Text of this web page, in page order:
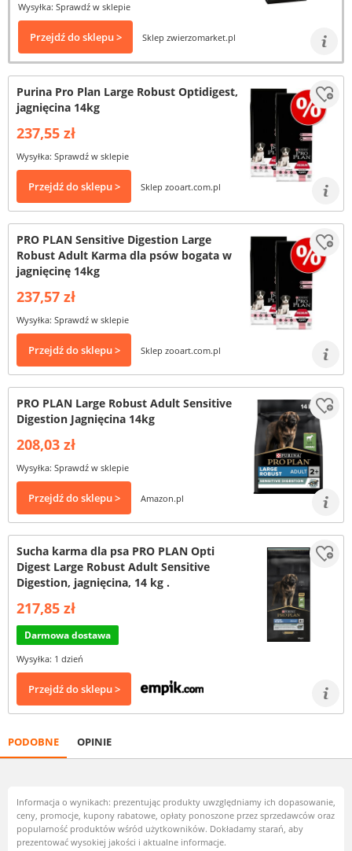
Wysyłka: Sprawdź w sklepie
Przejdź do sklepu > Sklep zwierzomarket.pl
Purina Pro Plan Large Robust Optidigest,
jagnięcina 14kg
237,55 zł
Wysyłka: Sprawdź w sklepie
Przejdź do sklepu > Sklep zooart.com.pl
PRO PLAN Sensitive Digestion Large
Robust Adult Karma dla psów bogata w
jagnięcinę 14kg
237,57 zł
Wysyłka: Sprawdź w sklepie
Przejdź do sklepu > Sklep zooart.com.pl
PRO PLAN Large Robust Adult Sensitive
Digestion Jagnięcina 14kg
208,03 zł
Wysyłka: Sprawdź w sklepie
Przejdź do sklepu > Amazon.pl
Sucha karma dla psa PRO PLAN Opti
Digest Large Robust Adult Sensitive
Digestion, jagnięcina, 14 kg .
217,85 zł
Darmowa dostawa
Wysyłka: 1 dzień
Przejdź do sklepu >
PODOBNE OPINIE
Informacja o wynikach: prezentując produkty uwzględniamy ich dopasowanie,
ceny, promocje, kupony rabatowe, opłaty ponoszone przez sprzedawców oraz
popularność produktów wśród użytkowników. Dokładamy starań, aby
prezentować wysokiej jakości i aktualne informacje.